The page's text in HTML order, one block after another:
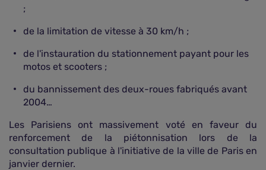
;
de la limitation de vitesse à 30 km/h ;
de l'instauration du stationnement payant pour les
motos et scooters ;
du bannissement des deux-roues fabriqués avant
2004…
Les Parisiens ont massivement voté en faveur du
renforcement de la piétonnisation lors de la
consultation publique à l'initiative de la ville de Paris en
janvier dernier.